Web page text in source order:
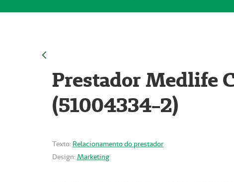
Prestador Medlife
(51004334-2)
Texto: Relacionamento do prestador
Design: Marketing